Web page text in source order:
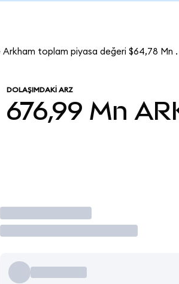
Arkham toplam piyasa değeri $64,78 Mn .
DOLAŞIMDAKI ARZ
676,99 Mn
İşlem Yap